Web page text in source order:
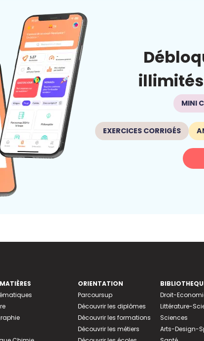
illimités
MINI
EXERCICES CORRIGÉS
ORIENTATION
Parcoursup
Découvrir les diplômes
Découvrir les formations
Découvrir les métiers
Droit-
Littérature-
Sciences
Arts-Design-